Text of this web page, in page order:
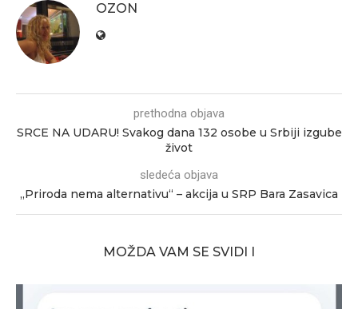
OZON
prethodna objava
SRCE NA UDARU! Svakog dana 132 osobe u Srbiji izgube
život
sledeća objava
„Priroda nema alternativu“ – akcija u SRP Bara Zasavica
MOŽDA VAM SE SVIDI I